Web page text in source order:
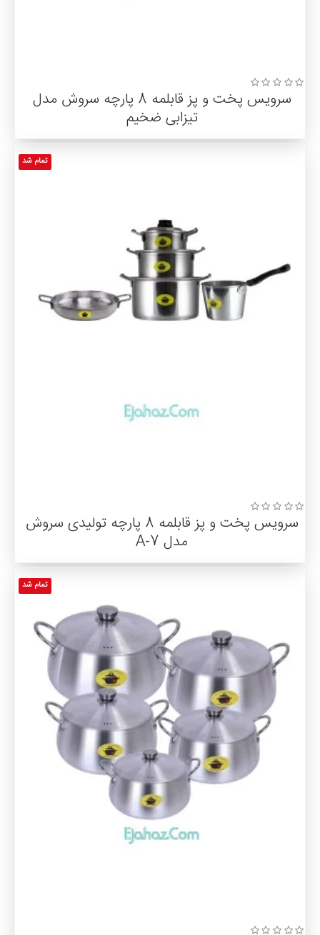
سرویس پخت و پز قابلمه 8 پارچه سروش مدل
تیزابی ضخیم
تمام شد
سرویس پخت و پز قابلمه 8 پارچه تولیدی سروش
مدل A-7
تمام شد